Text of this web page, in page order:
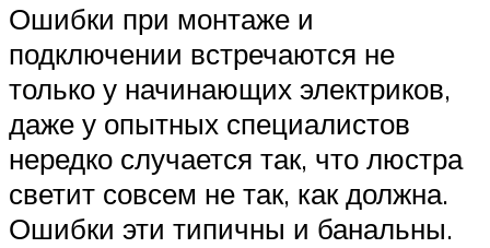
Ошибки при монтаже и
подключении встречаются не
только у начинающих электриков,
даже у опытных специалистов
нередко случается так, что люстра
светит совсем не так, как должна.
Ошибки эти типичны и банальны.